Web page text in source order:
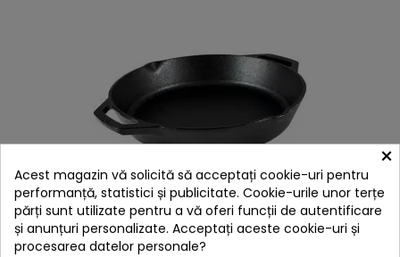
Tigaie adanca rotunda din fonta cu manere Lodge
30 cm L-10SKL
×
Acest magazin vă solicită să acceptați cookie-uri pentru
performanță, statistici și publicitate. Cookie-urile unor terțe
părți sunt utilizate pentru a vă oferi funcții de autentificare
și anunțuri personalizate. Acceptați aceste cookie-uri și
procesarea datelor personale?